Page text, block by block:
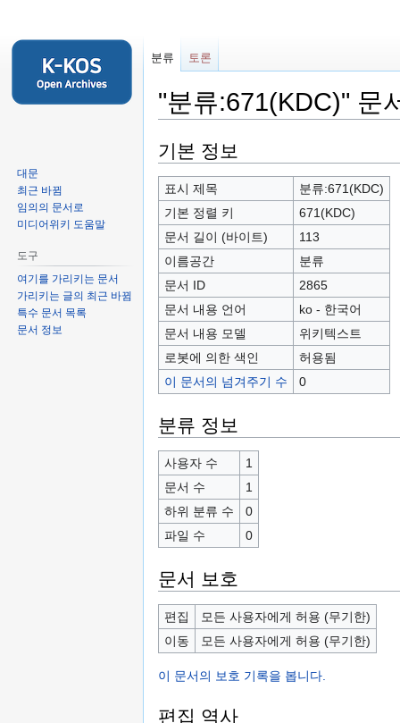
"분류:671(KDC)" 문
둘
러
보
기
로
가
기
검
색
하
러
가
기
기본 정보
표시 제목
분류:671(KDC)
기본 정렬 키
671(KDC)
문서 길이 (바이트)
113
이름공간
분류
문서 ID
2865
문서 내용 언어
ko - 한국어
문서 내용 모델
위키텍스트
로봇에 의한 색인
허용됨
이 문서의 넘겨주기 수
0
분류 정보
사용자 수
1
문서 수
1
하위 분류 수
0
파일 수
0
문서 보호
편집
모든 사용자에게 허용 (무기한)
이동
모든 사용자에게 허용 (무기한)
이 문서의 보호 기록을 봅니다.
편집 역사
분류 토론
대문
최근 바뀜
임의의 문서로
미디어위키 도움말
도구
여기를 가리키는 문서
가리키는 글의 최근 바뀜
특수 문서 목록
문서 정보